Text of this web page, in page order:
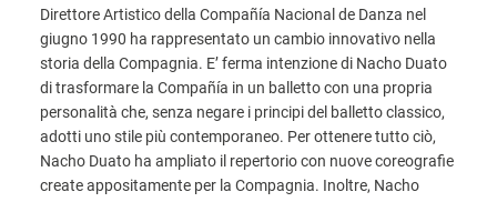
Direttore Artistico della Compañía Nacional de Danza nel
giugno 1990 ha rappresentato un cambio innovativo nella
storia della Compagnia. E’ ferma intenzione di Nacho Duato
di trasformare la Compañía in un balletto con una propria
personalità che, senza negare i principi del balletto classico,
adotti uno stile più contemporaneo. Per ottenere tutto ciò,
Nacho Duato ha ampliato il repertorio con nuove coreografie
create appositamente per la Compagnia. Inoltre, Nacho